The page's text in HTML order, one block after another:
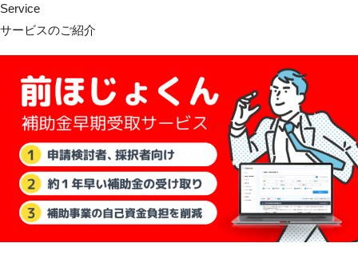
Service
サービスのご紹介